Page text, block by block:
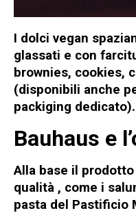
I dolci vegan
glassati e con
brownies, cookies,
(disponibili anche
packiging dedicato).
Bauhaus e
Alla base il prodotto
qualità , come i
pasta del Pastificio